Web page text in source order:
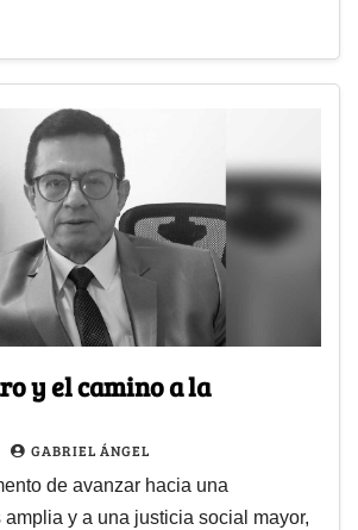
y el camino a la
GABRIEL ÁNGEL
de avanzar hacia una
y a una justicia social mayor,